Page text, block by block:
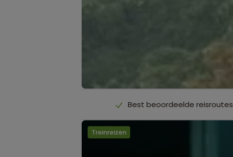
Best beoordeelde reisroutes
Treinreizen